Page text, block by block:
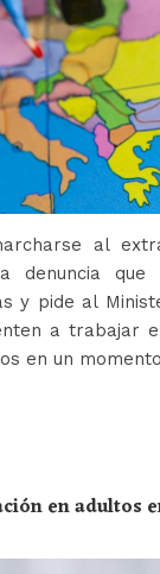
al
denuncia
y pide al
a trabajar
en un
en adultos